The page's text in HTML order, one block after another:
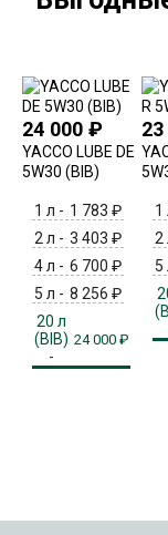
24 000 ₽
YACCO LUBE DE
5W30 (BIB)
1 л - 1 783 ₽
2 л - 3 403 ₽
4 л - 6 700 ₽
5 л - 8 256 ₽
20 л
(BIB)
-
24 000 ₽
1
2
5